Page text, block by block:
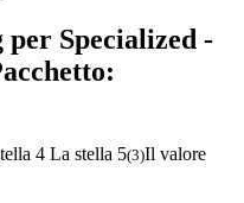
per Specialized -
4 La stella 5(3)Il valore